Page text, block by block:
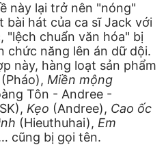
này lại trở nên "nóng"
bài hát của ca sĩ Jack với
"lệch chuẩn văn hóa" bị
chức năng lên án dữ dội.
này, hàng loạt sản phẩm
(Pháo), Miền mộng
Tôn - Andree -
Kẹo (Andree), Cao ốc
(Hieuthuhai), Em
cũng bị gọi tên.